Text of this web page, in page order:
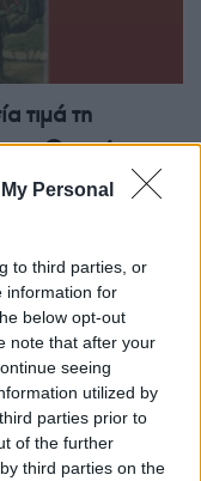
Personal
to third parties, or
information for
below opt-out
note that after your
seeing
utilized by
parties prior to
of the further
third parties on the
τιμά τη
– Ο πατέρας